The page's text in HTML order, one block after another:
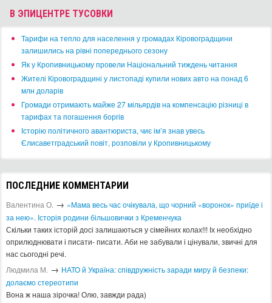
В ЭПИЦЕНТРЕ ТУСОВКИ
​Тарифи на тепло для населення у громадах Кіровоградщини
залишились на рівні попереднього сезону
​Як у Кропивницькому провели Національний тиждень читання
​Жителі Кіровоградщині у листопаді купили нових авто на понад 6
млн доларів
​Громади отримають майже 27 мільярдів на компенсацію різниці в
тарифах та погашення боргів
Історію політичного авантюриста, чиє ім’я знав увесь
Єлисаветградський повіт, розповіли у Кропивницькому
ПОСЛЕДНИЕ КОММЕНТАРИИ
Валентина О. → «Мама весь час очікувала, що чорний «воронок» приїде і
за нею». Історія родини більшовички з Кременчука
Скільки таких історій досі залишаються у сімейних колах!!! Іх необхідно
оприлюднювати і писати- писати. Аби не забували і цінували, звичні для
нас сьогодні речі.
Людмила М. → ​НАТО й Україна: співдружність заради миру й безпеки:
долаємо стереотипи
Вона ж наша зірочка! Олю, завжди рада)